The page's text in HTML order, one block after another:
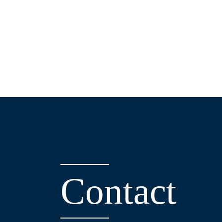
Contact